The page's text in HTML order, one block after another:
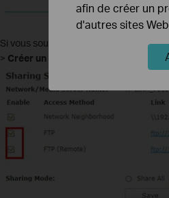
Si vous souhaitez personnaliser le
> Créer un dossier de partage
afin de créer un
d'autres sites